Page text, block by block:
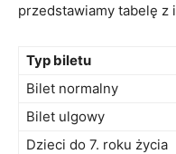
przedstawiamy tabelę z
Typ biletu
Bilet​ normalny
Bilet ulgowy
Dzieci do 7. roku życia